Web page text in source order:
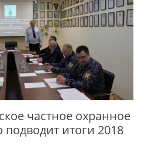
частное охранное
подводит итоги 2018